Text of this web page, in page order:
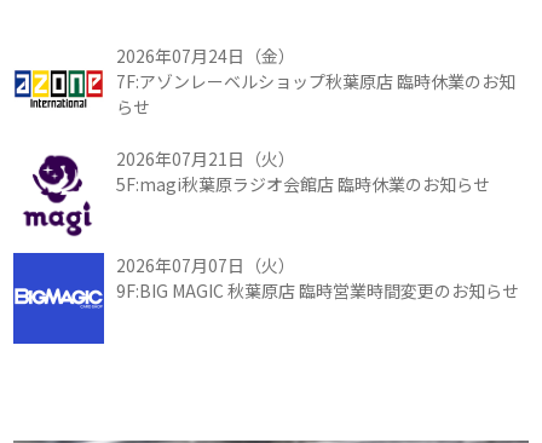
2026年07月24日（金）
7F:アゾンレーベルショップ秋葉原店 臨時休業のお知
らせ
2026年07月21日（火）
5F:magi秋葉原ラジオ会館店 臨時休業のお知らせ
2026年07月07日（火）
9F:BIG MAGIC 秋葉原店 臨時営業時間変更のお知らせ